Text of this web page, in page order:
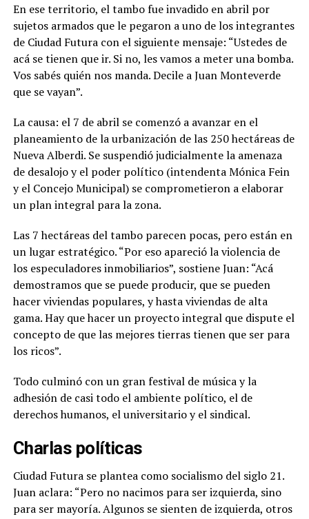
En ese territorio, el tambo fue invadido en abril por
sujetos armados que le pegaron a uno de los integrantes
de Ciudad Futura con el siguiente mensaje: “Ustedes de
acá se tienen que ir. Si no, les vamos a meter una bomba.
Vos sabés quién nos manda. Decile a Juan Monteverde
que se vayan”.
La causa: el 7 de abril se comenzó a avanzar en el
planeamiento de la urbanización de las 250 hectáreas de
Nueva Alberdi. Se suspendió judicialmente la amenaza
de desalojo y el poder político (intendenta Mónica Fein
y el Concejo Municipal) se comprometieron a elaborar
un plan integral para la zona.
Las 7 hectáreas del tambo parecen pocas, pero están en
un lugar estratégico. “Por eso apareció la violencia de
los especuladores inmobiliarios”, sostiene Juan: “Acá
demostramos que se puede producir, que se pueden
hacer viviendas populares, y hasta viviendas de alta
gama. Hay que hacer un proyecto integral que dispute el
concepto de que las mejores tierras tienen que ser para
los ricos”.
Todo culminó con un gran festival de música y la
adhesión de casi todo el ambiente político, el de
derechos humanos, el universitario y el sindical.
Charlas políticas
Ciudad Futura se plantea como socialismo del siglo 21.
Juan aclara: “Pero no nacimos para ser izquierda, sino
para ser mayoría. Algunos se sienten de izquierda, otros